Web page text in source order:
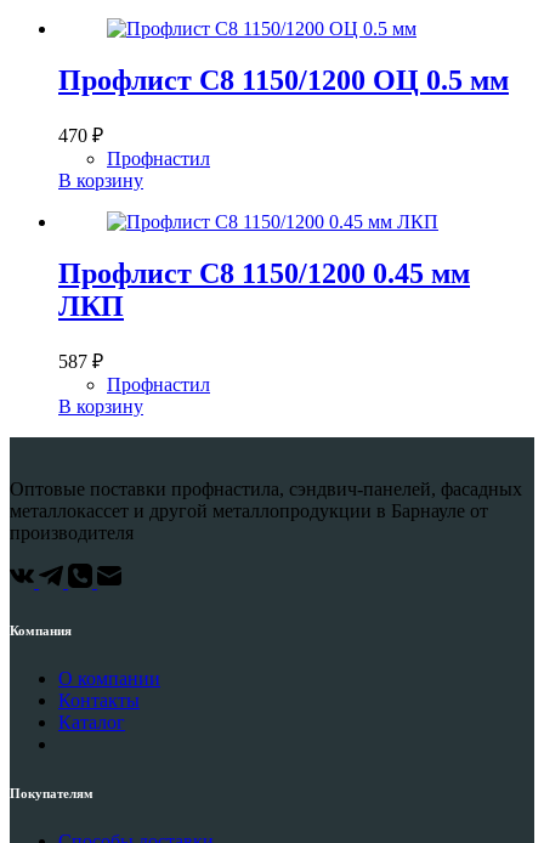
Профлист С8 1150/1200 ОЦ 0.5 мм
470 ₽
Профнастил
В корзину
Профлист С8 1150/1200 0.45 мм
ЛКП
587 ₽
Профнастил
В корзину
Оптовые поставки профнастила, сэндвич-панелей, фасадных
металлокассет и другой металлопродукции в Барнауле от
производителя
Компания
О компании
Контакты
Каталог
Покупателям